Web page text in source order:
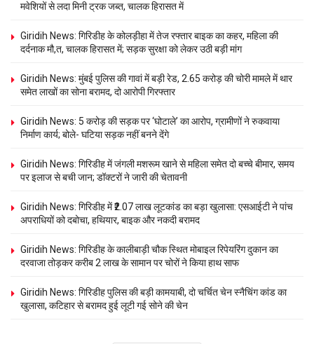
मवेशियों से लदा मिनी ट्रक जब्त, चालक हिरासत में
Giridih News: गिरिडीह के कोलड़ीहा में तेज रफ्तार बाइक का कहर, महिला की
दर्दनाक मौ,त, चालक हिरासत में; सड़क सुरक्षा को लेकर उठी बड़ी मांग
Giridih News: मुंबई पुलिस की गावां में बड़ी रेड, 2.65 करोड़ की चोरी मामले में थार
समेत लाखों का सोना बरामद, दो आरोपी गिरफ्तार
Giridih News: 5 करोड़ की सड़क पर ‘घोटाले’ का आरोप, ग्रामीणों ने रुकवाया
निर्माण कार्य; बोले- घटिया सड़क नहीं बनने देंगे
Giridih News: गिरिडीह में जंगली मशरूम खाने से महिला समेत दो बच्चे बीमार, समय
पर इलाज से बची जान; डॉक्टरों ने जारी की चेतावनी
Giridih News: गिरिडीह में ₹2.07 लाख लूटकांड का बड़ा खुलासा: एसआईटी ने पांच
अपराधियों को दबोचा, हथियार, बाइक और नकदी बरामद
Giridih News: गिरिडीह के कालीबाड़ी चौक स्थित मोबाइल रिपेयरिंग दुकान का
दरवाजा तोड़कर करीब 2 लाख के सामान पर चोरों ने किया हाथ साफ
Giridih News: गिरिडीह पुलिस की बड़ी कामयाबी, दो चर्चित चेन स्नैचिंग कांड का
खुलासा, कटिहार से बरामद हुई लूटी गई सोने की चेन